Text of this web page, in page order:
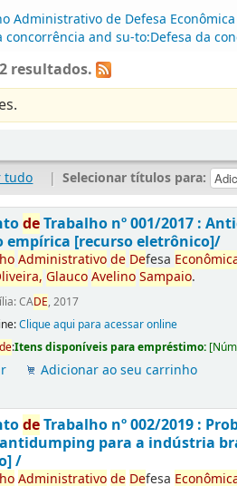
Administrativo de Defesa
and su-to:Defesa da
resultados.
tudo | Selecionar títulos para:
deTrabalho nº 001/2017 :
empírica [recurso eletrônico]/
Administrativode Defesa
GlaucoAvelinoSampaio.
CADE, 2017
Clique aqui para acessar online
de:Itens disponíveis para empréstimo: [
Adicionar ao seu carrinho
deTrabalho nº 002/2019 :
para a indústria
/
Administrativode Defesa